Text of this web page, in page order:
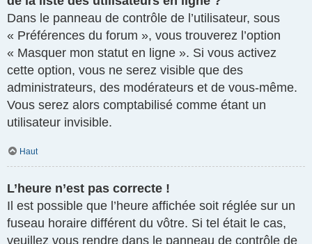
Dans le panneau de contrôle de l’utilisateur, sous
« Préférences du forum », vous trouverez l’option
« Masquer mon statut en ligne ». Si vous activez
cette option, vous ne serez visible que des
administrateurs, des modérateurs et de vous-même.
Vous serez alors comptabilisé comme étant un
utilisateur invisible.
Haut
L’heure n’est pas correcte !
Il est possible que l’heure affichée soit réglée sur un
fuseau horaire différent du vôtre. Si tel était le cas,
veuillez vous rendre dans le panneau de contrôle de